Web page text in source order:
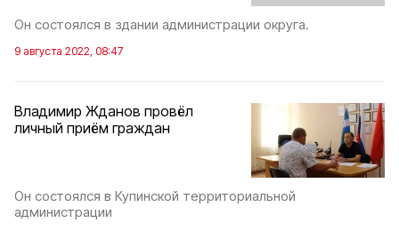
Он состоялся в здании администрации округа.
9 августа 2022, 08:47
Владимир Жданов провёл
личный приём граждан
Он состоялся в Купинской территориальной
администрации